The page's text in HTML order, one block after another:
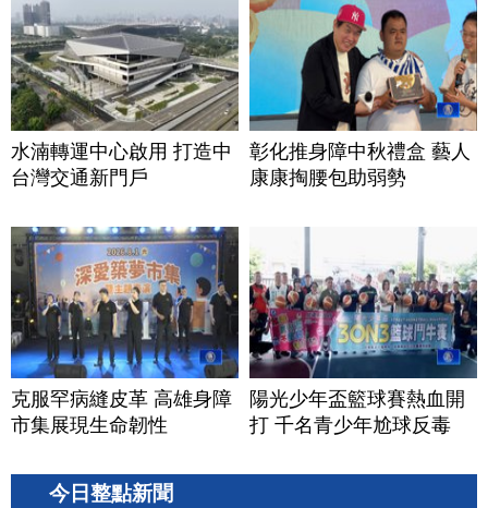
水湳轉運中心啟用 打造中
台灣交通新門戶
彰化推身障中秋禮盒 藝人
康康掏腰包助弱勢
克服罕病縫皮革 高雄身障
市集展現生命韌性
陽光少年盃籃球賽熱血開
打 千名青少年尬球反毒
今日整點新聞